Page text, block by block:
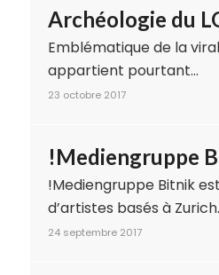
Archéologie du
Emblématique de la
appartient pourtant…
23 octobre 2017
!Mediengruppe
!Mediengruppe Bitnik
d’artistes basés à
24 septembre 2017